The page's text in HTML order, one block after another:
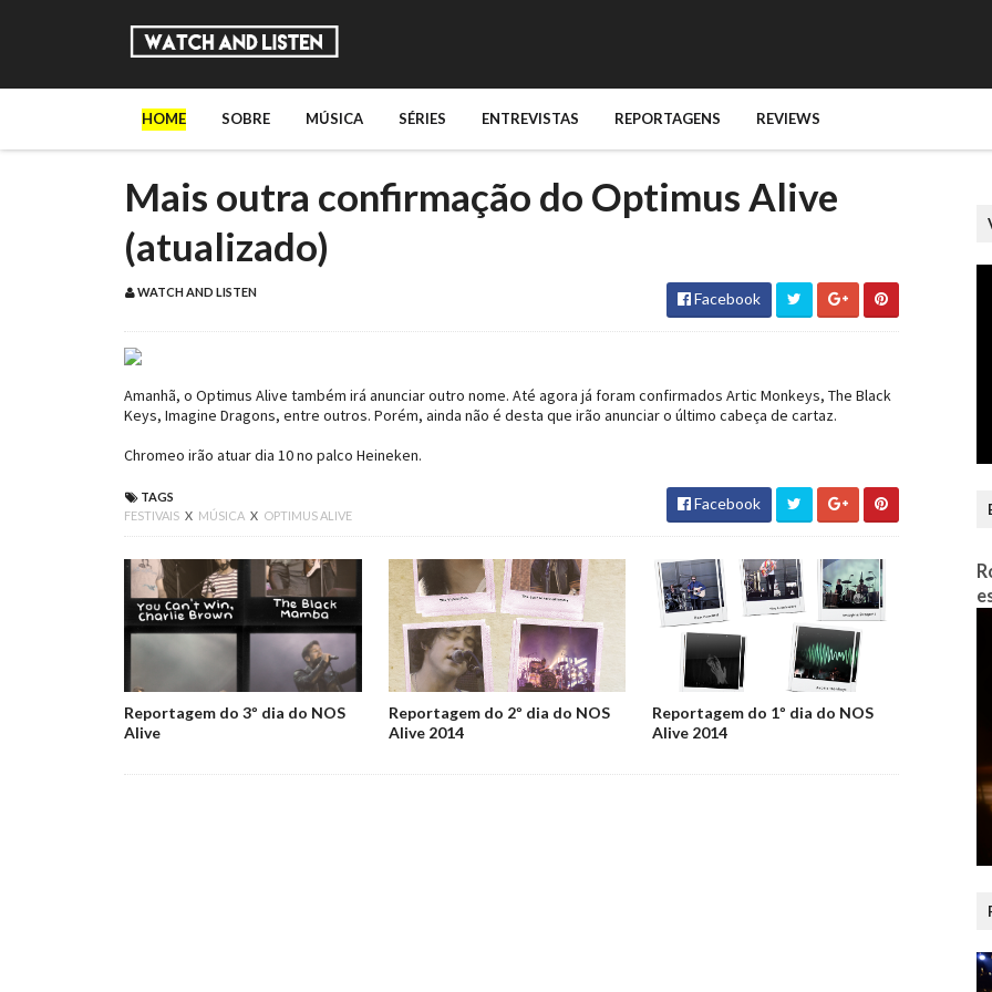
HOME SOBRE MÚSICA SÉRIES ENTREVISTAS REPORTAGENS REVIEWS
Mais outra confirmação do Optimus Alive
(atualizado)
WATCH AND LISTEN Facebook
Amanhã, o Optimus Alive também irá anunciar outro nome. Até agora já foram confirmados Artic Monkeys, The Black
Keys, Imagine Dragons, entre outros. Porém, ainda não é desta que irão anunciar o último cabeça de cartaz.
Chromeo irão atuar dia 10 no palco Heineken.
TAGS
FESTIVAIS X MÚSICA X OPTIMUS ALIVE
Facebook
Reportagem do 3º dia do NOS
Alive
Reportagem do 2º dia do NOS
Alive 2014
Reportagem do 1º dia do NOS
Alive 2014